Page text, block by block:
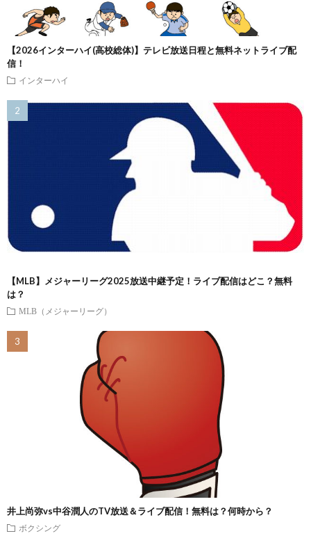
【2026インターハイ(高校総体)】テレビ放送日程と無料ネットライブ配
信！
インターハイ
【MLB】メジャーリーグ2025放送中継予定！ライブ配信はどこ？無料
は？
MLB（メジャーリーグ）
井上尚弥vs中谷潤人のTV放送＆ライブ配信！無料は？何時から？
ボクシング